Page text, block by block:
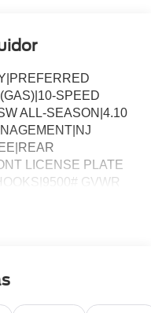
SPEED
ALL-SEASON|4.10
LICENSE PLATE
GVWR
AND WHEEL|TIRE
PKG|VINYL F/R